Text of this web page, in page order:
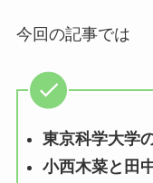
今回の記事では
東京科学大学
小西木菜と田